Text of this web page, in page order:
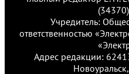
Учредитель:
ответственностью
Адрес редакции: